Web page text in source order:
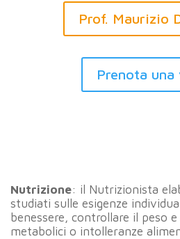
Prof. Maurizio
Prenota
Nutrizione: il Nutrizionista
studiati sulle esigenze
benessere, controllare il peso
metabolici o intolleranze